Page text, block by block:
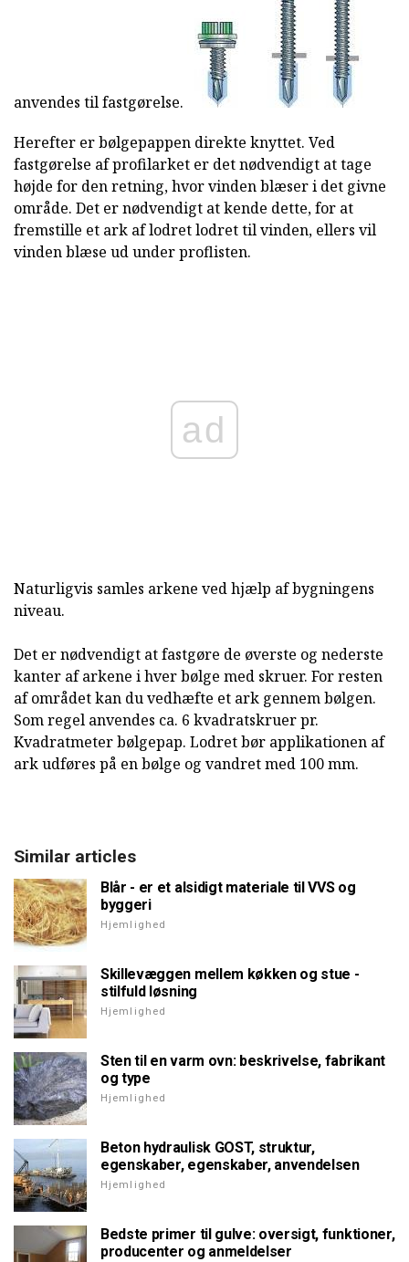
anvendes til fastgørelse.
Herefter er bølgepappen direkte knyttet. Ved
fastgørelse af profilarket er det nødvendigt at tage
højde for den retning, hvor vinden blæser i det givne
område. Det er nødvendigt at kende dette, for at
fremstille et ark af lodret lodret til vinden, ellers vil
vinden blæse ud under proflisten.
ad
Naturligvis samles arkene ved hjælp af bygningens
niveau.
Det er nødvendigt at fastgøre de øverste og nederste
kanter af arkene i hver bølge med skruer. For resten
af området kan du vedhæfte et ark gennem bølgen.
Som regel anvendes ca. 6 kvadratskruer pr.
Kvadratmeter bølgepap. Lodret bør applikationen af
ark udføres på en bølge og vandret med 100 mm.
Similar articles
Blår - er et alsidigt materiale til VVS og
byggeri
Hjemlighed
Skillevæggen mellem køkken og stue -
stilfuld løsning
Hjemlighed
Sten til en varm ovn: beskrivelse, fabrikant
og type
Hjemlighed
Beton hydraulisk GOST, struktur,
egenskaber, egenskaber, anvendelsen
Hjemlighed
Bedste primer til gulve: oversigt, funktioner,
producenter og anmeldelser